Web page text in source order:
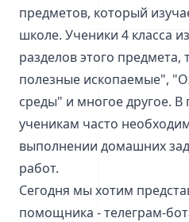
предметов, который
школе. Ученики 4 класса
разделов этого
полезные ископаемые",
среды" и многое другое. В
ученикам часто
выполнении домашних
работ.
Сегодня мы хотим
помощника - телеграм-